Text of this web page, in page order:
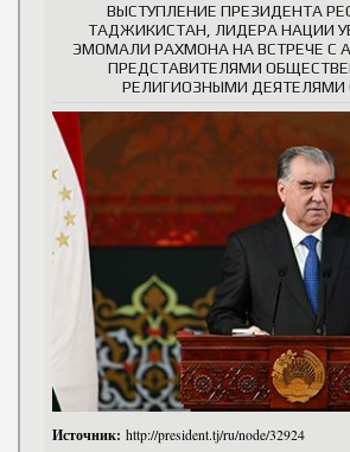
ВЫСТУПЛЕНИЕ ПРЕЗИДЕНТА
ТАДЖИКИСТАН, ЛИДЕРА НАЦИИ
ЭМОМАЛИ РАХМОНА НА ВСТРЕЧЕ С
ПРЕДСТАВИТЕЛЯМИ
РЕЛИГИОЗНЫМИ ДЕЯТЕЛЯМИ
Источник: http://president.tj/ru/node/32924